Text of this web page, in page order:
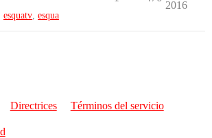
esquatv, esqua
2016
Directrices Términos del servicio